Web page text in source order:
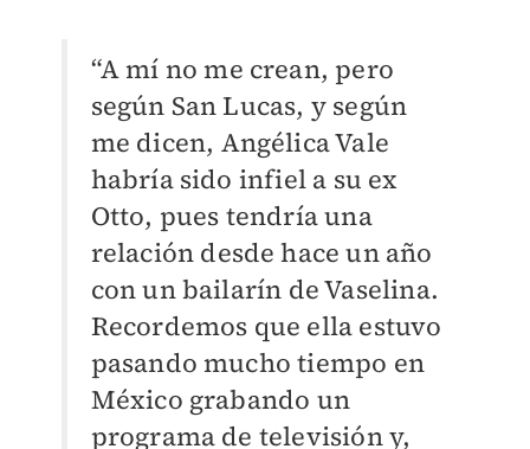
“A mí no me crean, pero
según San Lucas, y según
me dicen, Angélica Vale
habría sido infiel a su ex
Otto, pues tendría una
relación desde hace un año
con un bailarín de Vaselina.
Recordemos que ella estuvo
pasando mucho tiempo en
México grabando un
programa de televisión y,